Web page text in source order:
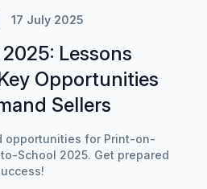
17 July 2025
Lessons
Opportunities
Sellers
opportunities for Print-on-
School 2025. Get prepared